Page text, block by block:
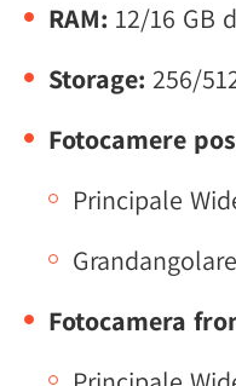
RAM: 12/16 GB
Storage: 256/
Fotocamere
Principale
Fotocamera